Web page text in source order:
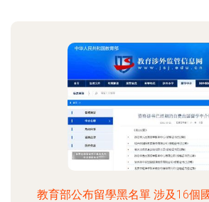
教育部公布留學黑名單 涉及16個